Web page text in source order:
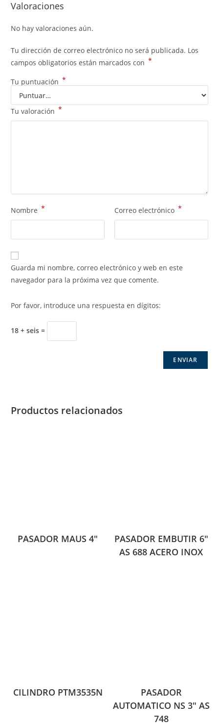
Valoraciones
No hay valoraciones aún.
Tu dirección de correo electrónico no será publicada. Los
campos obligatorios están marcados con *
Tu puntuación *
Tu valoración *
Nombre * Correo electrónico *
Guarda mi nombre, correo electrónico y web en este
navegador para la próxima vez que comente.
Por favor, introduce una respuesta en dígitos:
18 + seis =
Productos relacionados
PASADOR MAUS 4″
PASADOR EMBUTIR 6″
AS 688 ACERO INOX
CILINDRO PTM3535N
PASADOR
AUTOMATICO NS 3″ AS
748